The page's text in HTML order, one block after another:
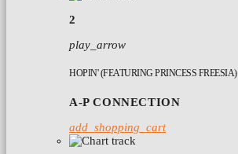
2
play_arrow
HOPIN' (FEATURING PRINCESS FREESIA)
A-P CONNECTION
add_shopping_cart